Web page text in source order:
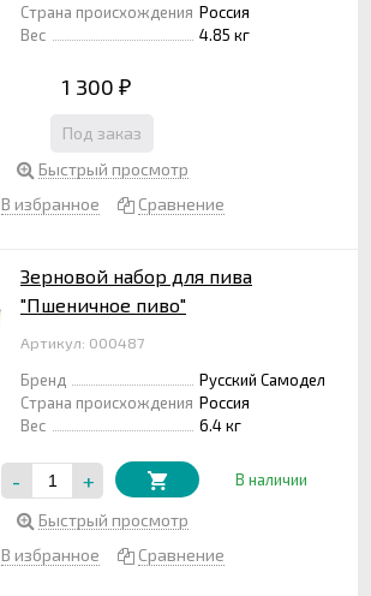
Страна происхождения Россия
Вес
4.85 кг
1 300 ₽
Под заказ
Быстрый просмотр
В избранное
Сравнение
Зерновой набор для пива
"Пшеничное пиво"
Артикул: 000487
Бренд
Русский Самодел
Страна происхождения Россия
Вес
6.4 кг
- + В наличии
Быстрый просмотр
В избранное
Сравнение